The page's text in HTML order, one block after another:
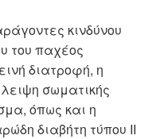
κινδύνου
του παχέος
διατροφή, η
σωματικής
όπως και η
διαβήτη τύπου ΙΙ